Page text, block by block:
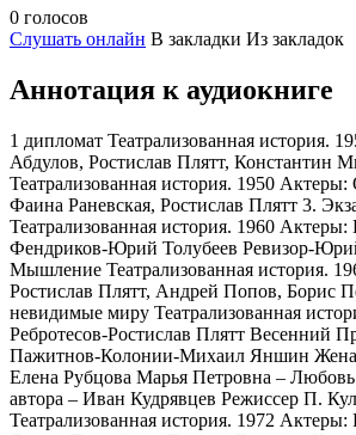
0 голосов
Слушать онлайн В закладки Из закладок
Аннотация к аудиокниге
1 дипломат Театрализованная история.
Абдулов, Ростислав Плятт, Константин
Театрализованная история. 1950
Фаина Раневская, Ростислав Плятт 3.
Театрализованная история. 1960
Фендриков-Юрий Толубеев Ревизор-
Мышление Театрализованная история.
Ростислав Плятт, Андрей Попов, Борис
невидимые миру Театрализованная
Ребротесов-Ростислав Плятт Весенний
Пажитнов-Колонии-Михаил Яншин Жена
Елена Рубцова Марья Петровна –
автора – Иван Кудрявцев Режиссер П.
Театрализованная история. 1972 Актеры: